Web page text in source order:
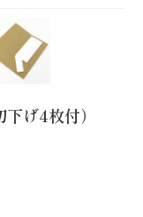
げ4枚付）